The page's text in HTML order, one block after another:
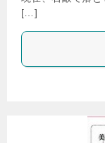
[…]